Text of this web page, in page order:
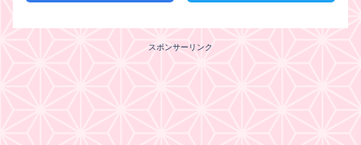
スポンサーリンク